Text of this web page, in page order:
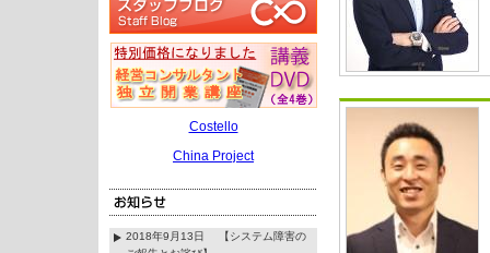
Costello
China Project
2018年9月13日 【システム障害の